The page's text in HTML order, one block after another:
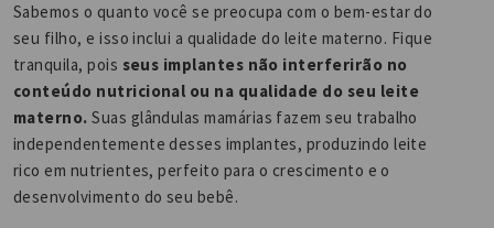
Sabemos o quanto você se preocupa com o bem-estar do
seu filho, e isso inclui a qualidade do leite materno. Fique
tranquila, pois seus implantes não interferirão no
conteúdo nutricional ou na qualidade do seu leite
materno.Suas glândulas mamárias fazem seu trabalho
independentemente desses implantes, produzindo leite
rico em nutrientes, perfeito para o crescimento e o
desenvolvimento do seu bebê.